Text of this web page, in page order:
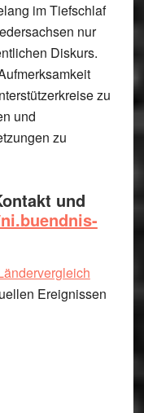
im Tiefschlaf
nur
Diskurs.
zu
und
zu
und
Ereignissen